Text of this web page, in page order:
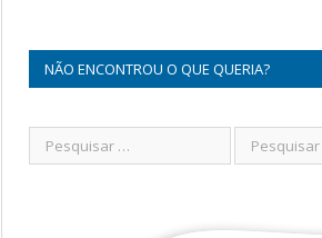
NÃO ENCONTROU O QUE QUERIA?